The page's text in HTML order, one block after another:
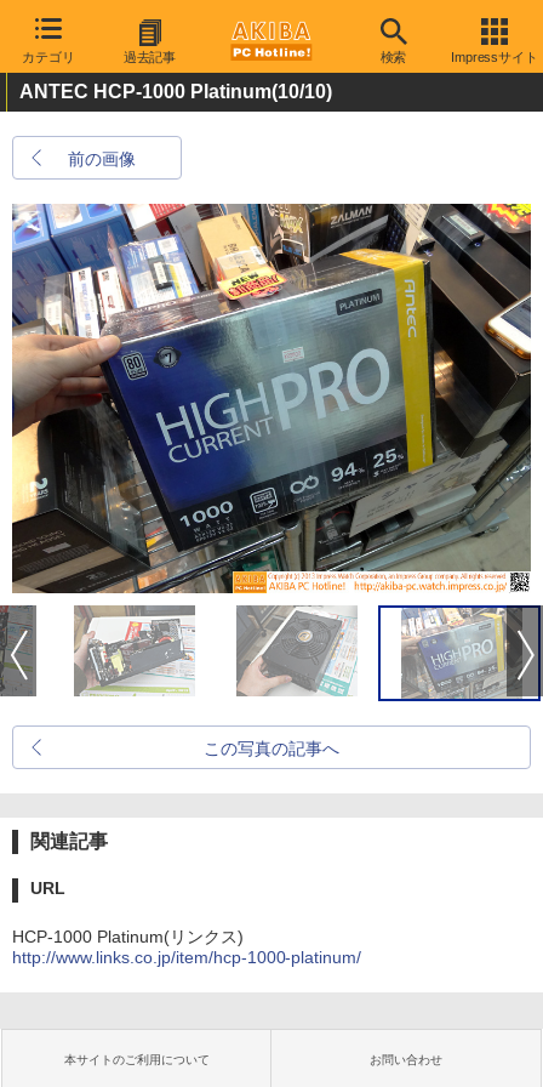
カテゴリ 過去記事 検索 Impressサイト
ANTEC HCP-1000 Platinum(10/10)
前の画像
この写真の記事へ
関連記事
URL
HCP-1000 Platinum(リンクス)
http://www.links.co.jp/item/hcp-1000-platinum/
本サイトのご利用について お問い合わせ